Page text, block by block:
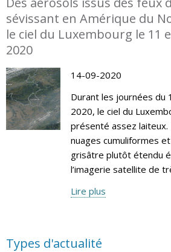
sévissant en Amérique du
le ciel du Luxembourg le 11
2020
14-09-2020
Durant les journées
2020, le ciel du
présenté assez
nuages cumuliformes
grisâtre plutôt étendu
l’imagerie satellite de
Lire plus
Types d'actualité